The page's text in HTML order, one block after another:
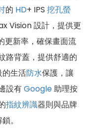
的 HD+ IPS 挖孔螢
Vision 設計，提供更
更新率，確保畫面流
路背蓋，提供舒適的
的生活防水保護，讓
設有Google助理按
指紋辨識器則與品牌
。